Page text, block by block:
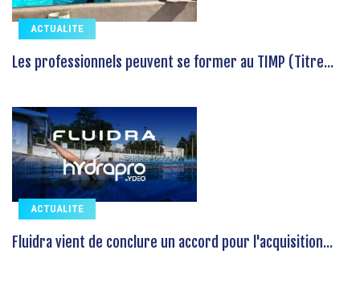
ACTUALITE
Les professionnels peuvent se former au TIMP (Titre...
ACTUALITE
Fluidra vient de conclure un accord pour l'acquisition...